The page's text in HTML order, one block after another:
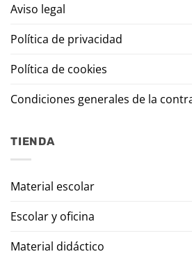
Aviso legal
Política de privacidad
Política de cookies
Condiciones generales de la
TIENDA
Material escolar
Escolar y oficina
Material didáctico